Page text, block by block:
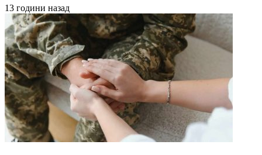
13 години назад